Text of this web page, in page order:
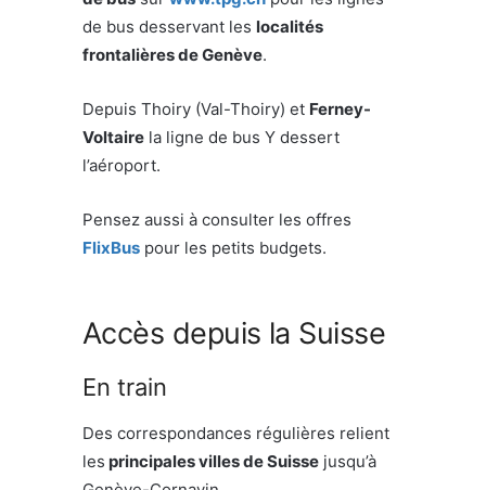
de bus desservant les localités
frontalières de Genève.
Depuis Thoiry (Val-Thoiry) et Ferney-
Voltaire la ligne de bus Y dessert
l’aéroport.
Pensez aussi à consulter les offres
FlixBus pour les petits budgets.
Accès depuis la Suisse
En train
Des correspondances régulières relient
les principales villes de Suisse jusqu’à